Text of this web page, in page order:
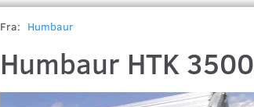
Fra: Humbaur
Humbaur HTK